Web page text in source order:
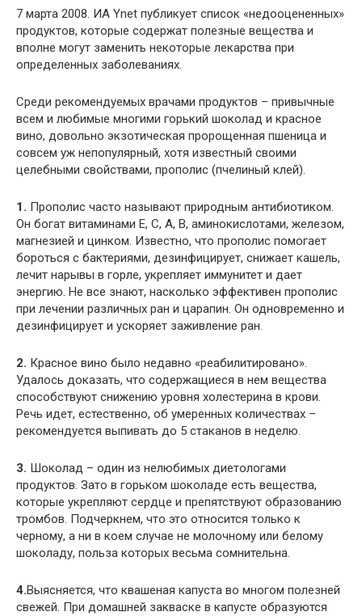
7 марта 2008. ИА Ynet публикует список «недооцененных»
продуктов, которые содержат полезные вещества и
вполне могут заменить некоторые лекарства при
определенных заболеваниях.
Среди рекомендуемых врачами продуктов – привычные
всем и любимые многими горький шоколад и красное
вино, довольно экзотическая пророщенная пшеница и
совсем уж непопулярный, хотя известный своими
целебными свойствами, прополис (пчелиный клей).
1. Прополис часто называют природным антибиотиком.
Он богат витаминами Е, С, А, В, аминокислотами, железом,
магнезией и цинком. Известно, что прополис помогает
бороться с бактериями, дезинфицирует, снижает кашель,
лечит нарывы в горле, укрепляет иммунитет и дает
энергию. Не все знают, насколько эффективен прополис
при лечении различных ран и царапин. Он одновременно и
дезинфицирует и ускоряет заживление ран.
2. Красное вино было недавно «реабилитировано».
Удалось доказать, что содержащиеся в нем вещества
способствуют снижению уровня холестерина в крови.
Речь идет, естественно, об умеренных количествах –
рекомендуется выпивать до 5 стаканов в неделю.
3. Шоколад – один из нелюбимых диетологами
продуктов. Зато в горьком шоколаде есть вещества,
которые укрепляют сердце и препятствуют образованию
тромбов. Подчеркнем, что это относится только к
черному, а ни в коем случае не молочному или белому
шоколаду, польза которых весьма сомнительна.
4.Выясняется, что квашеная капуста во многом полезней
свежей. При домашней закваске в капусте образуются